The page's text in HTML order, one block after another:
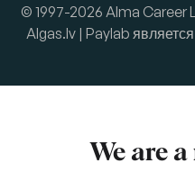
© 1997-2026 Alma
Algas.lv | Paylab
We are